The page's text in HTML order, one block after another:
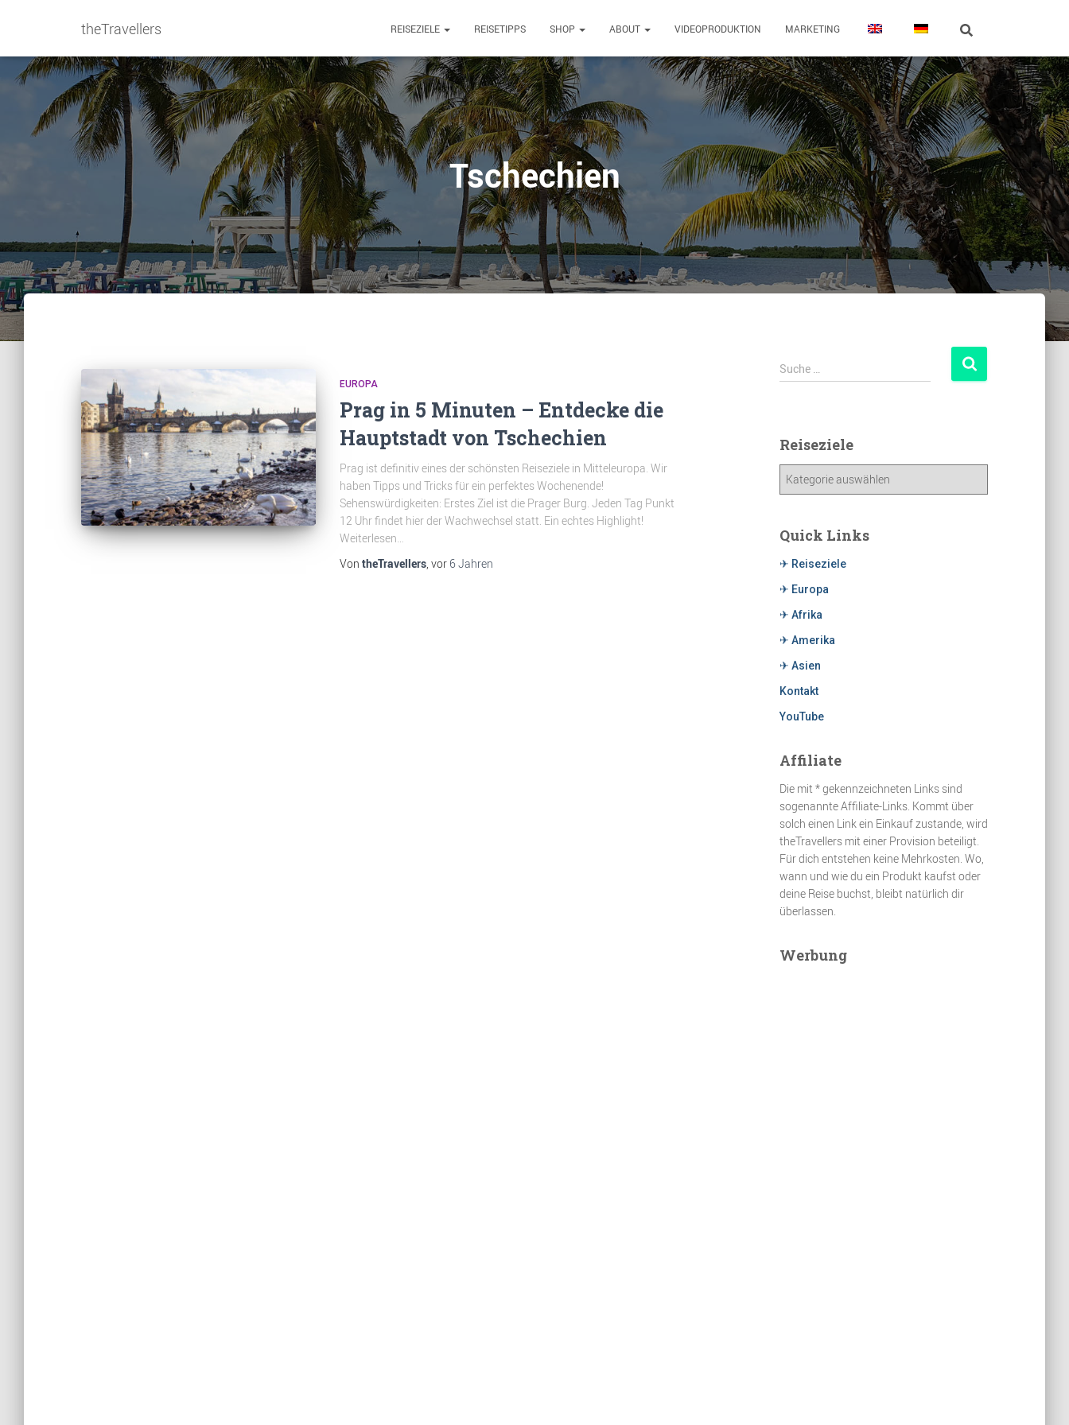
theTravellers REISEZIELE REISETIPPS SHOP ABOUT VIDEOPRODUKTION MARKETING
Tschechien
EUROPA
Prag in 5 Minuten – Entdecke die
Hauptstadt von Tschechien
Prag ist definitiv eines der schönsten Reiseziele in Mitteleuropa. Wir
haben Tipps und Tricks für ein perfektes Wochenende!
Sehenswürdigkeiten: Erstes Ziel ist die Prager Burg. Jeden Tag Punkt
12 Uhr findet hier der Wachwechsel statt. Ein echtes Highlight!
Weiterlesen…
Von theTravellers, vor 6 Jahren
Suche …
Reiseziele
Quick Links
✈ Reiseziele
✈ Europa
✈ Afrika
✈ Amerika
✈ Asien
Kontakt
YouTube
Affiliate
Die mit * gekennzeichneten Links sind
sogenannte Affiliate-Links. Kommt über
solch einen Link ein Einkauf zustande, wird
theTravellers mit einer Provision beteiligt.
Für dich entstehen keine Mehrkosten. Wo,
wann und wie du ein Produkt kaufst oder
deine Reise buchst, bleibt natürlich dir
überlassen.
Werbung